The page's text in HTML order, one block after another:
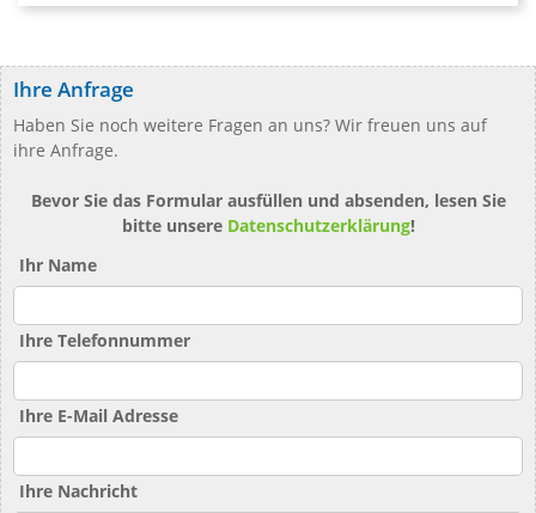
Ihre Anfrage
Haben Sie noch weitere Fragen an uns? Wir freuen uns auf
ihre Anfrage.
Bevor Sie das Formular ausfüllen und absenden, lesen Sie
bitte unsere Datenschutzerklärung!
Ihr Name
Ihre Telefonnummer
Ihre E-Mail Adresse
Ihre Nachricht